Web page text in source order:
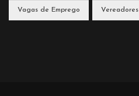
Vagas de Emprego Vereadores